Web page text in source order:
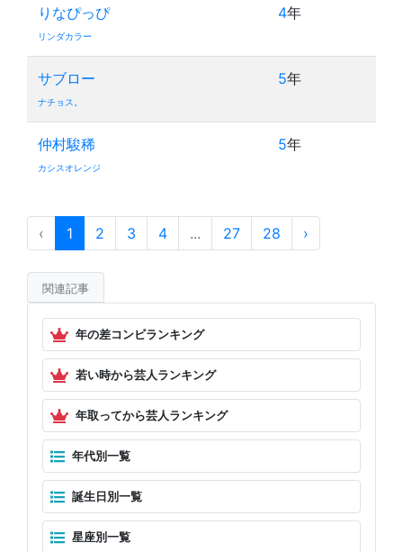
りなぴっぴ
リンダカラー
4年
サブロー
ナチョス。
5年
仲村駿稀
カシスオレンジ
5年
‹ 1 2 3 4 ... 27 28 ›
関連記事
年の差コンビランキング
若い時から芸人ランキング
年取ってから芸人ランキング
年代別一覧
誕生日別一覧
星座別一覧